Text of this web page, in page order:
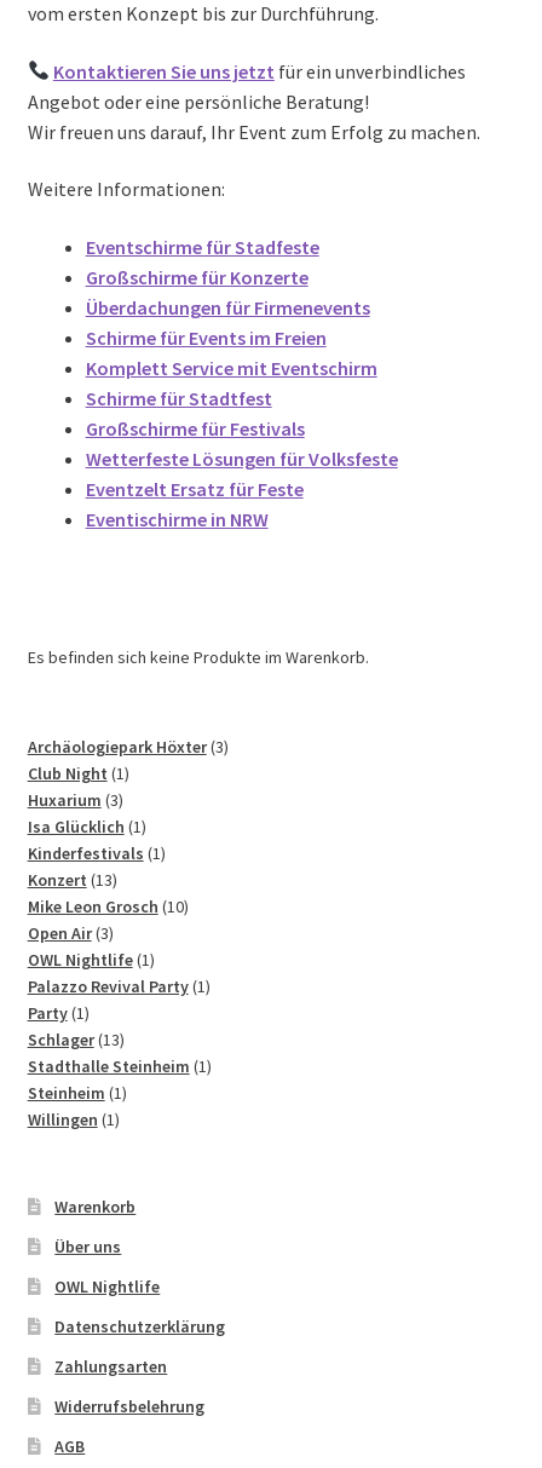
vom ersten Konzept bis zur Durchführung.
Kontaktieren Sie uns jetzt für ein unverbindliches
Angebot oder eine persönliche Beratung!
Wir freuen uns darauf, Ihr Event zum Erfolg zu machen.
Weitere Informationen:
Eventschirme für Stadfeste
Großschirme für Konzerte
Überdachungen für Firmenevents
Schirme für Events im Freien
Komplett Service mit Eventschirm
Schirme für Stadtfest
Großschirme für Festivals
Wetterfeste Lösungen für Volksfeste
Eventzelt Ersatz für Feste
Eventischirme in NRW
Es befinden sich keine Produkte im Warenkorb.
Archäologiepark Höxter 33
Club Night 11
Huxarium 33
Produkte
Isa Glücklich 11
Produkt
Kinderfestivals 11
Konzert 1313
Produkte
Mike Leon Grosch 1010
Open Air 33
Produkte
OWL Nightlife 11
Produkt
Palazzo Revival Party 11
Party 11
Produkt
Schlager 1313
Produkte
Stadthalle Steinheim 11
Steinheim 11
Willingen 11
Warenkorb
Über uns
OWL Nightlife
Datenschutzerklärung
Zahlungsarten
Widerrufsbelehrung
AGB